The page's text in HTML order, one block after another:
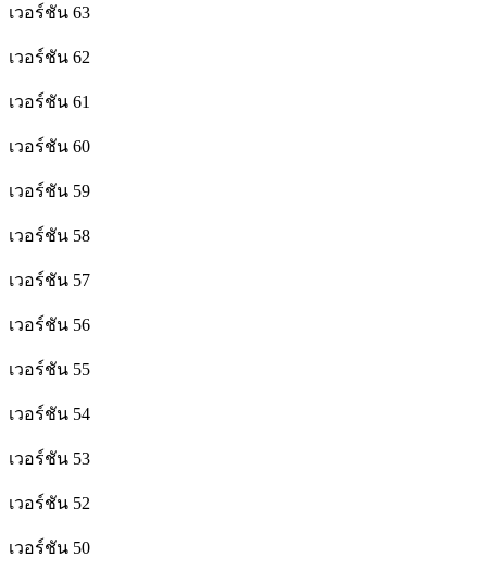
เวอร์ชัน 63
เวอร์ชัน 62
เวอร์ชัน 61
เวอร์ชัน 60
เวอร์ชัน 59
เวอร์ชัน 58
เวอร์ชัน 57
เวอร์ชัน 56
เวอร์ชัน 55
เวอร์ชัน 54
เวอร์ชัน 53
เวอร์ชัน 52
เวอร์ชัน 50